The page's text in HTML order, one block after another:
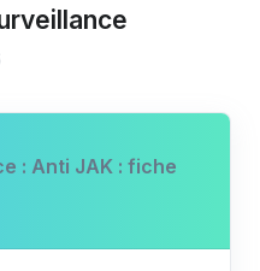
: Anti JAK : fiche